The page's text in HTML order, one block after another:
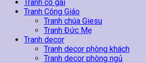
Tranh cô gái
Tranh Công Giáo
Tranh chúa Giesu
Tranh Đức Mẹ
Tranh decor
Tranh decor phòng khách
Tranh decor phòng ngủ